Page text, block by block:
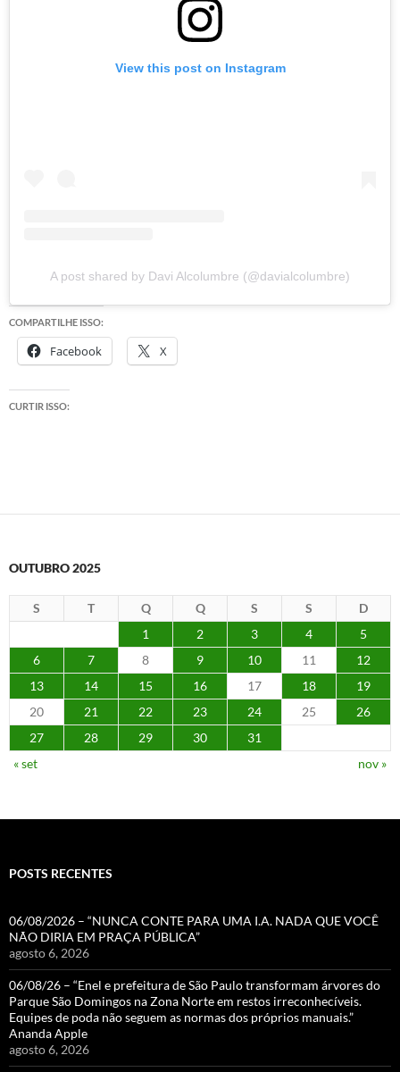
View this post on Instagram
A post shared by Davi Alcolumbre (@davialcolumbre)
COMPARTILHE ISSO:
Facebook X
CURTIR ISSO:
OUTUBRO 2025
S T Q Q S S
D
1
2 3 4
5
6
7 8 9 10 11
12
13
14 15 16 17 18
19
20
21 22 23 24 25
26
27
28 29 30
31
« set
nov »
POSTS RECENTES
06/08/2026 – “NUNCA CONTE PARA UMA I.A. NADA QUE VOCÊ
NÃO DIRIA EM PRAÇA PÚBLICA”
agosto 6, 2026
06/08/26 – “Enel e prefeitura de São Paulo transformam árvores do
Parque São Domingos na Zona Norte em restos irreconhecíveis.
Equipes de poda não seguem as normas dos próprios manuais.”
Ananda Apple
agosto 6, 2026